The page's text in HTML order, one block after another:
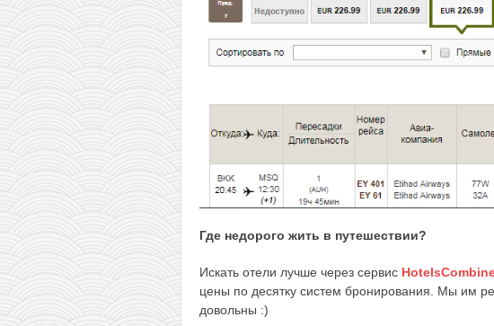
Где недорого жить в путешествии?
Искать отели лучше через сервис
цены по десятку систем бронирования. Мы им
довольны :)